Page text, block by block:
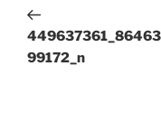
l’article
précédent
99172_n